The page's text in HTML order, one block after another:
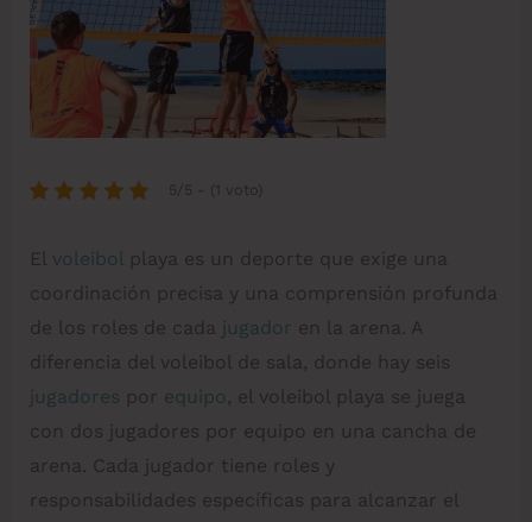
5/5 - (1 voto)
El voleibolplaya es un deporte que exige una
coordinación precisa y una comprensión profunda
de los roles de cada jugador en la arena. A
diferencia del voleibol de sala, donde hay seis
jugadores por equipo , el voleibol playa se juega
con dos jugadores por equipo en una cancha de
arena. Cada jugador tiene roles y
responsabilidades específicas para alcanzar el